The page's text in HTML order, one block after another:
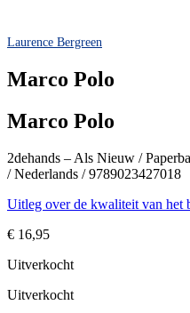
Laurence Bergreen
Marco Polo
Marco Polo
2dehands – Als Nieuw /
/ Nederlands / 9789023427018
Uitleg over de kwaliteit van het
€ 16,95
Uitverkocht
Uitverkocht